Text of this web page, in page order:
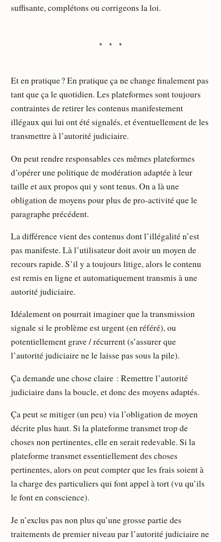
suffisante, complétons ou corrigeons la loi.
Et en pratique ? En pratique ça ne change finalement pas
tant que ça le quotidien. Les plateformes sont toujours
contraintes de retirer les contenus manifestement
illégaux qui lui ont été signalés, et éventuellement de les
transmettre à l’autorité judiciaire.
On peut rendre responsables ces mêmes plateformes
d’opérer une politique de modération adaptée à leur
taille et aux propos qui y sont tenus. On a là une
obligation de moyens pour plus de pro-activité que le
paragraphe précédent.
La différence vient des contenus dont l’illégalité n’est
pas manifeste. Là l’utilisateur doit avoir un moyen de
recours rapide. S’il y a toujours litige, alors le contenu
est remis en ligne et automatiquement transmis à une
autorité judiciaire.
Idéalement on pourrait imaginer que la transmission
signale si le problème est urgent (en référé), ou
potentiellement grave / récurrent (s’assurer que
l’autorité judiciaire ne le laisse pas sous la pile).
Ça demande une chose claire : Remettre l’autorité
judiciaire dans la boucle, et donc des moyens adaptés.
Ça peut se mitiger (un peu) via l’obligation de moyen
décrite plus haut. Si la plateforme transmet trop de
choses non pertinentes, elle en serait redevable. Si la
plateforme transmet essentiellement des choses
pertinentes, alors on peut compter que les frais soient à
la charge des particuliers qui font appel à tort (vu qu’ils
le font en conscience).
Je n’exclus pas non plus qu’une grosse partie des
traitements de premier niveau par l’autorité judiciaire ne